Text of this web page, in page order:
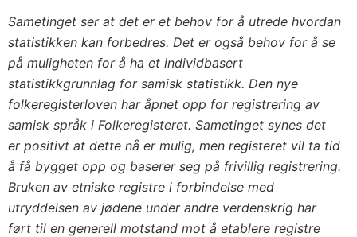
Sametinget ser at det er et behov for å utrede hvordan
statistikken kan forbedres. Det er også behov for å se
på muligheten for å ha et individbasert
statistikkgrunnlag for samisk statistikk. Den nye
folkeregisterloven har åpnet opp for registrering av
samisk språk i Folkeregisteret. Sametinget synes det
er positivt at dette nå er mulig, men registeret vil ta tid
å få bygget opp og baserer seg på frivillig registrering.
Bruken av etniske registre i forbindelse med
utryddelsen av jødene under andre verdenskrig har
ført til en generell motstand mot å etablere registre